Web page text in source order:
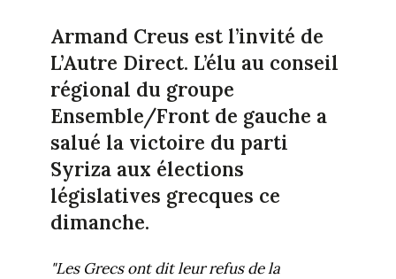
Armand Creus est l’invité de
L’Autre Direct. L’élu au conseil
régional du groupe
Ensemble/Front de gauche a
salué la victoire du parti
Syriza aux élections
législatives grecques ce
dimanche.
"Les Grecs ont dit leur refus de la